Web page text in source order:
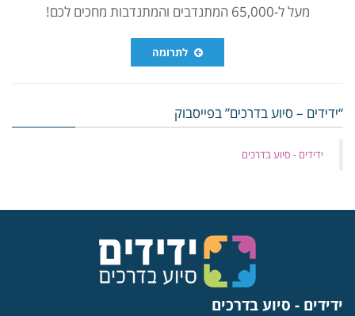
מעל ל-65,000 המתנדבים והמתנדבות מחכים לכם!
לתרומה
“ידידים – סיוע בדרכים” בפייסבוק
‏ידידים - סיוע בדרכים
ידידים - סיוע בדרכים